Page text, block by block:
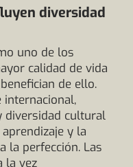
diversidad
uno de los
calidad de vida
de ello.
internacional,
diversidad cultural
y la
la perfección. Las
la vez